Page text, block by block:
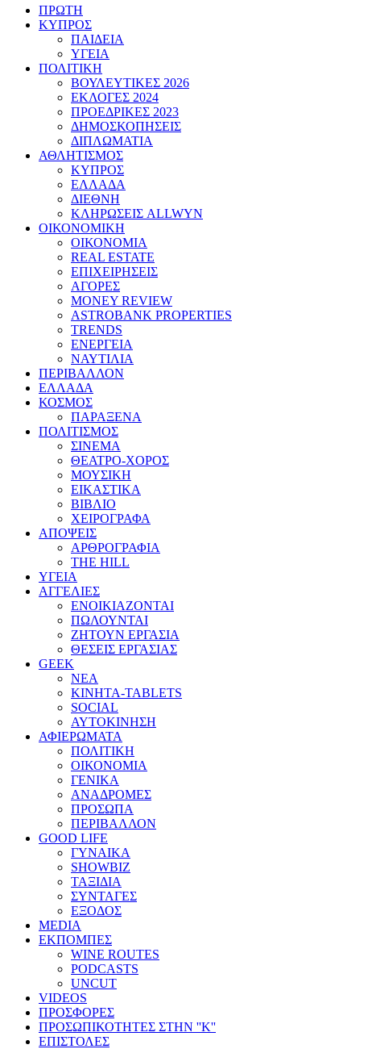
ΠΡΩΤΗ
ΚΥΠΡΟΣ
ΠΑΙΔΕΙΑ
ΥΓΕΙΑ
ΠΟΛΙΤΙΚΗ
ΒΟΥΛΕΥΤΙΚΕΣ 2026
ΕΚΛΟΓΕΣ 2024
ΠΡΟΕΔΡΙΚΕΣ 2023
ΔΗΜΟΣΚΟΠΗΣΕΙΣ
ΔΙΠΛΩΜΑΤΙΑ
ΑΘΛΗΤΙΣΜΟΣ
ΚΥΠΡΟΣ
ΕΛΛΑΔΑ
ΔΙΕΘΝΗ
ΚΛΗΡΩΣΕΙΣ ALLWYN
ΟΙΚΟΝΟΜΙΚΗ
ΟΙΚΟΝΟΜΙΑ
REAL ESTATE
ΕΠΙΧΕΙΡΗΣΕΙΣ
ΑΓΟΡΕΣ
MONEY REVIEW
ASTROBANK PROPERTIES
TRENDS
ΕΝΕΡΓΕΙΑ
ΝΑΥΤΙΛΙΑ
ΠΕΡΙΒΑΛΛΟΝ
ΕΛΛΑΔΑ
ΚΟΣΜΟΣ
ΠΑΡΑΞΕΝΑ
ΠΟΛΙΤΙΣΜΟΣ
ΣΙΝΕΜΑ
ΘΕΑΤΡΟ-ΧΟΡΟΣ
ΜΟΥΣΙΚΗ
ΕΙΚΑΣΤΙΚΑ
ΒΙΒΛΙΟ
ΧΕΙΡΟΓΡΑΦΑ
ΑΠΟΨΕΙΣ
ΑΡΘΡΟΓΡΑΦΙΑ
THE HILL
ΥΓΕΙΑ
ΑΓΓΕΛΙΕΣ
ΕΝΟΙΚΙΑΖΟΝΤΑΙ
ΠΩΛΟΥΝΤΑΙ
ΖΗΤΟΥΝ ΕΡΓΑΣΙΑ
ΘΕΣΕΙΣ ΕΡΓΑΣΙΑΣ
GEEK
ΝΕΑ
ΚΙΝΗΤΑ-TABLETS
SOCIAL
ΑΥΤΟΚΙΝΗΣΗ
ΑΦΙΕΡΩΜΑΤΑ
ΠΟΛΙΤΙΚΗ
ΟΙΚΟΝΟΜΙΑ
ΓΕΝΙΚΑ
ΑΝΑΔΡΟΜΕΣ
ΠΡΟΣΩΠΑ
ΠΕΡΙΒΑΛΛΟΝ
GOOD LIFE
ΓΥΝΑΙΚΑ
SHOWBIZ
ΤΑΞΙΔΙΑ
ΣΥΝΤΑΓΕΣ
ΕΞΟΔΟΣ
MEDIA
ΕΚΠΟΜΠΕΣ
WINE ROUTES
PODCASTS
UNCUT
VIDEOS
ΠΡΟΣΦΟΡΕΣ
ΠΡΟΣΩΠΙΚΟΤΗΤΕΣ ΣΤΗΝ ''Κ''
ΕΠΙΣΤΟΛΕΣ